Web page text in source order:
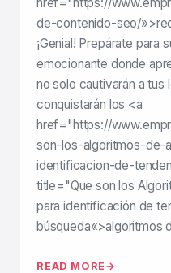
de-contenido-seo/
¡Genial! Prepárate para
emocionante donde
no solo cautivarán a tus
conquistarán los <a
href="https://
son-los-algoritmos-de-
identificacion-de-
title="Que son los
para identificación de
búsqueda«>algoritmos
READ MORE